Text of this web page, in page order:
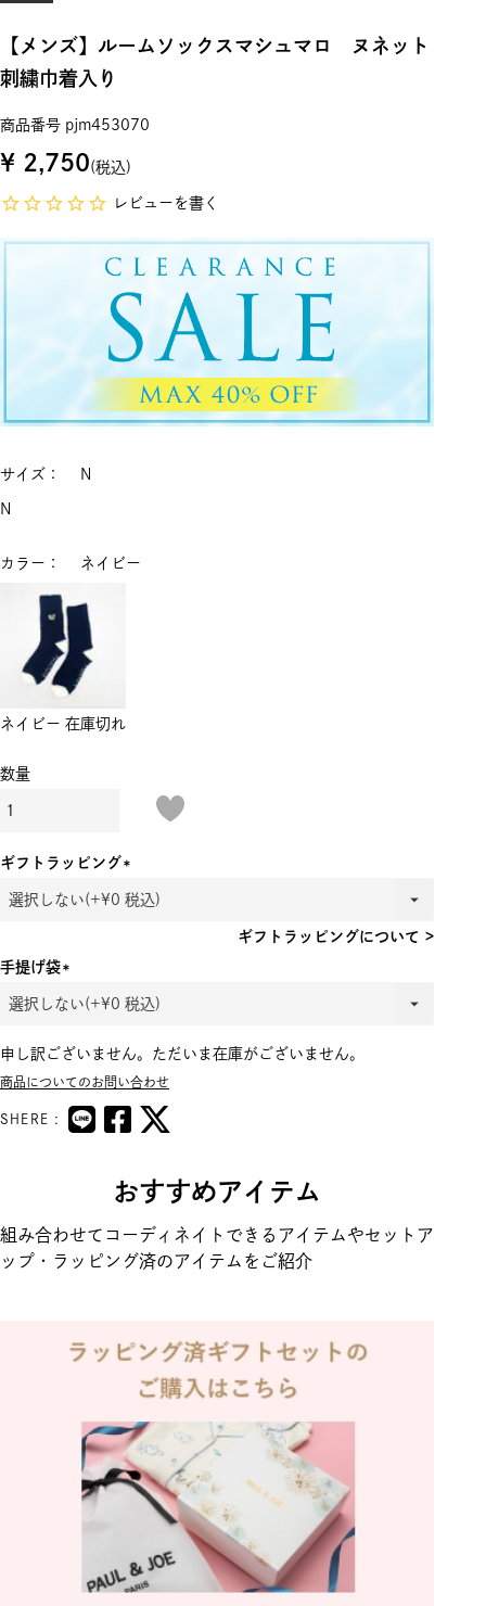
【メンズ】ルームソックスマシュマロ ヌネット
刺繍巾着入り
商品番号 pjm453070
¥ 2,750 税込
レビューを書く
サイズ N
N
カラー ネイビー
ネイビー 在庫切れ
ギフトラッピング
(必
ギフトラッピングについて >
手提げ袋
(必
申し訳ございません。ただいま在庫がございません。
商品についてのお問い合わせ
SHERE :
おすすめアイテム
組み合わせてコーディネイトできるアイテムやセットア
ップ・ラッピング済のアイテムをご紹介